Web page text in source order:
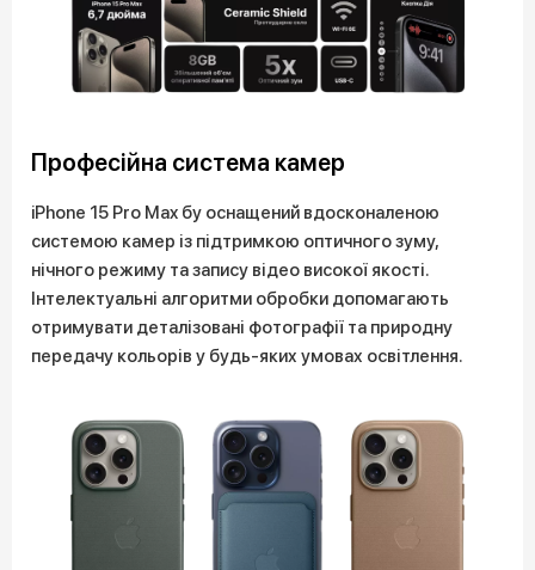
Професійна система камер
iPhone 15 Pro Max бу оснащений вдосконаленою
системою камер із підтримкою оптичного зуму,
нічного режиму та запису відео високої якості.
Інтелектуальні алгоритми обробки допомагають
отримувати деталізовані фотографії та природну
передачу кольорів у будь-яких умовах освітлення.